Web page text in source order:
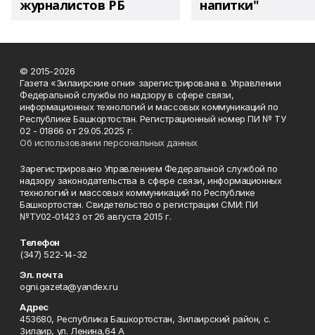
журналистов РБ напитки"
© 2015-2026
Газета «Зилаирские огни» зарегистрирована в Управлении
Федеральной службы по надзору в сфере связи,
информационных технологий и массовых коммуникаций по
Республике Башкортостан. Регистрационный номер ПИ № ТУ
02 - 01866 от 29.05.2025 г.
Об использовании персональных данных
Зарегистрировано Управлением Федеральной службой по
надзору законодательства в сфере связи, информационных
технологий и массовых коммуникаций по Республике
Башкортостан. Свидетельство о регистрации СМИ: ПИ
№ТУ02-01423 от 26 августа 2015 г.
Телефон
(347) 522-14-32
Эл. почта
ogni.gazeta@yandex.ru
Адрес
453680, Республика Башкортостан, Зилаирский район, с.
Зилаир, ул. Ленина,64 А